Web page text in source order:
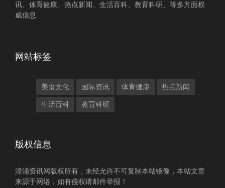
讯、体育健康、热点新闻、生活百科、教育科研、等多方面权
威信息
网站标签
美食文化 国际资讯 体育健康 热点新闻
生活百科 教育科研
版权信息
漳浦资讯网版权所有，未经允许不可复制本站镜像，本站文章
来源于网络，如有侵权请邮件举报！